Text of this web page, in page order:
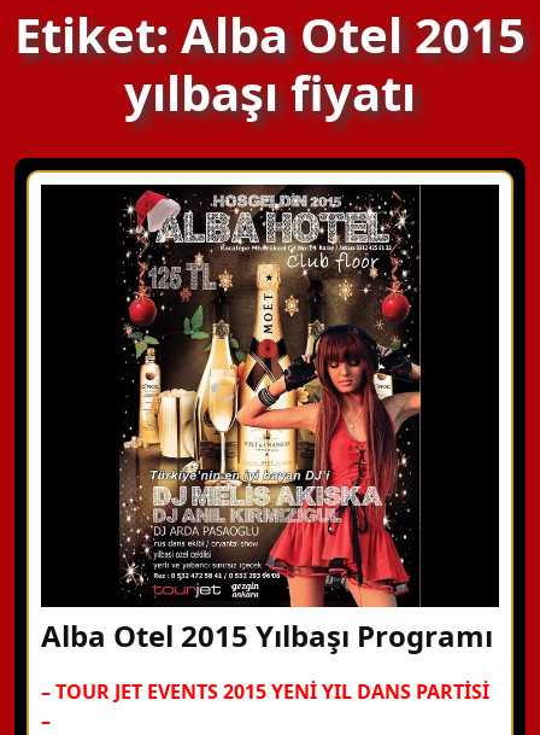
Etiket: Alba Otel 2015
yılbaşı fiyatı
Alba Otel 2015 Yılbaşı Programı
– TOUR JET EVENTS 2015 YENİ YIL DANS PARTİSİ
–